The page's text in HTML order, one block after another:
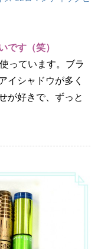
です（笑）
っています。ブラ
イシャドウが多く
が好きで、ずっと